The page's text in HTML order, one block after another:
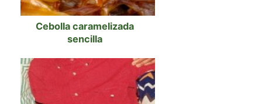
Cebolla caramelizada
sencilla